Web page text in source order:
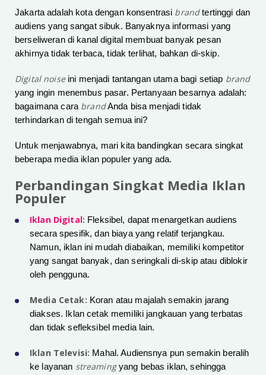
Jakarta adalah kota dengan konsentrasi brandtertinggi dan
audiens yang sangat sibuk. Banyaknya informasi yang
berseliweran di kanal digital membuat banyak pesan
akhirnya tidak terbaca, tidak terlihat, bahkan di-skip.
Digital noiseini menjadi tantangan utama bagi setiap brand
yang ingin menembus pasar. Pertanyaan besarnya adalah:
bagaimana cara brandAnda bisa menjadi tidak
terhindarkan di tengah semua ini?
Untuk menjawabnya, mari kita bandingkan secara singkat
beberapa media iklan populer yang ada.
Perbandingan Singkat Media Iklan
Populer
Iklan Digital: Fleksibel, dapat menargetkan audiens
secara spesifik, dan biaya yang relatif terjangkau.
Namun, iklan ini mudah diabaikan, memiliki kompetitor
yang sangat banyak, dan seringkali di-skip atau diblokir
oleh pengguna.
Media Cetak: Koran atau majalah semakin jarang
diakses. Iklan cetak memiliki jangkauan yang terbatas
dan tidak sefleksibel media lain.
Iklan Televisi: Mahal. Audiensnya pun semakin beralih
ke layanan streamingyang bebas iklan, sehingga